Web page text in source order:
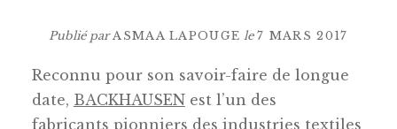
Publié parASMAA LAPOUGE le7 MARS 2017
Reconnu pour son savoir-faire de longue
date, BACKHAUSENest l’un des
fabricants pionniers des industries textiles